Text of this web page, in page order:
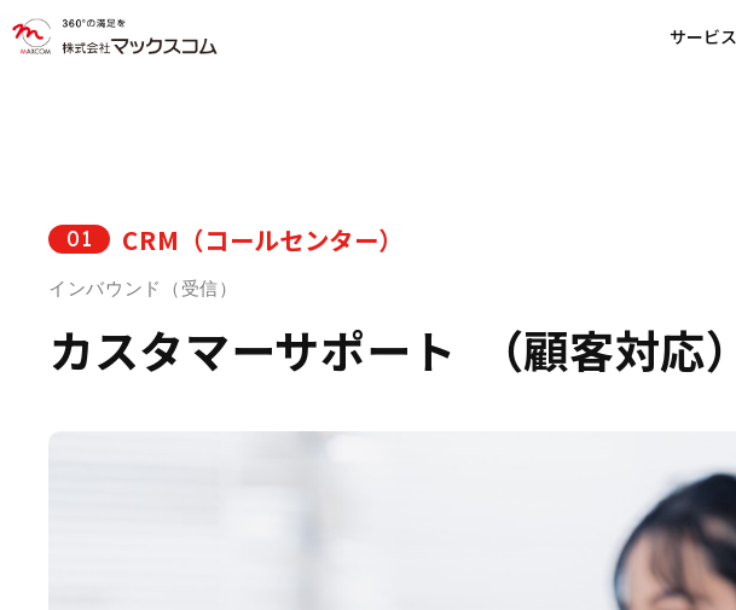
サービス
01 CRM（コールセンター）
インバウンド（受信）
カスタマーサポート （顧客対応）